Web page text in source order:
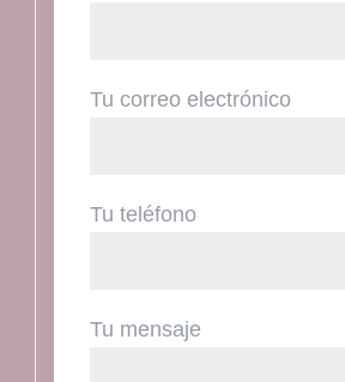
Tu correo electrónico
Tu teléfono
Tu mensaje